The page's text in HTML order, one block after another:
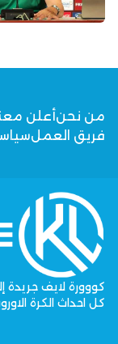
من نحنأعلن
فريق العمل
كووورة لايف جريدة
كل احداث الكرة